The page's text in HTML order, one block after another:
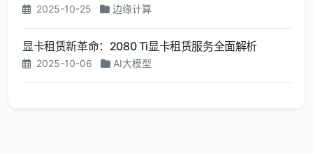
2025-10-25 边缘计算
显卡租赁新革命：2080 Ti显卡租赁服务全面解析
2025-10-06 AI大模型